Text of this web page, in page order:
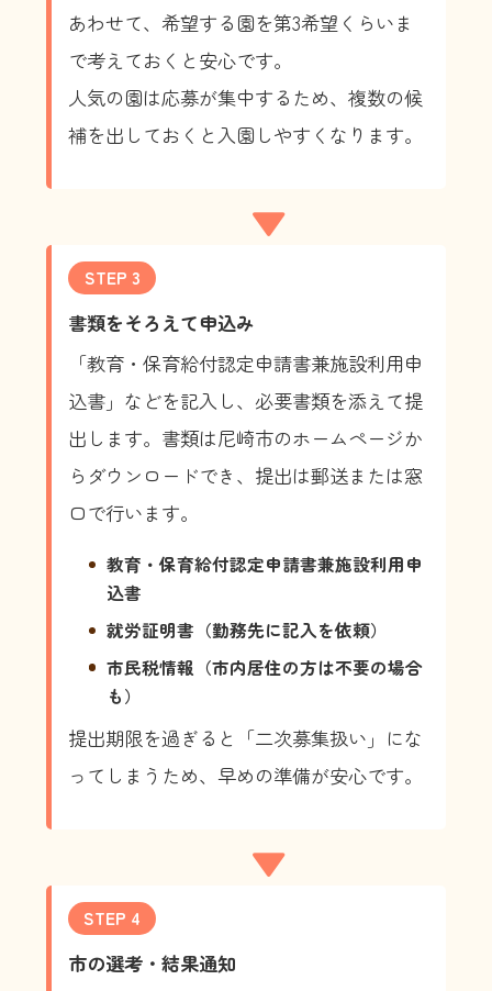
あわせて、希望する園を第3希望くらいま
で考えておくと安心です。
人気の園は応募が集中するため、複数の候
補を出しておくと入園しやすくなります。
▼
STEP 3
書類をそろえて申込み
「教育・保育給付認定申請書兼施設利用申
込書」などを記入し、必要書類を添えて提
出します。書類は尼崎市のホームページか
らダウンロードでき、提出は郵送または窓
口で行います。
教育・保育給付認定申請書兼施設利用申
込書
就労証明書（勤務先に記入を依頼）
市民税情報（市内居住の方は不要の場合
も）
提出期限を過ぎると「二次募集扱い」にな
ってしまうため、早めの準備が安心です。
▼
STEP 4
市の選考・結果通知